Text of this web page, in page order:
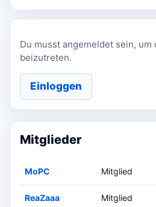
Du musst angemeldet sein, um
beizutreten.
Einloggen
Mitglieder
MoPC Mitglied
ReaZaaa Mitglied